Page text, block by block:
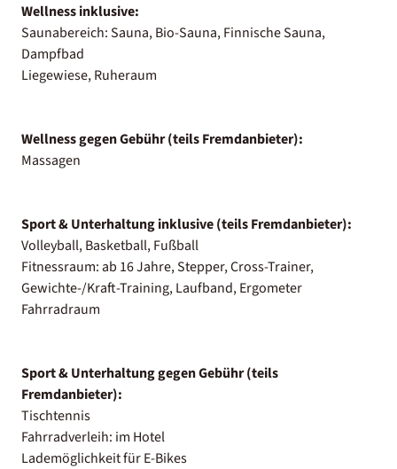
Wellness inklusive:
Saunabereich: Sauna, Bio-Sauna, Finnische Sauna,
Dampfbad
Liegewiese, Ruheraum
Wellness gegen Gebühr (teils Fremdanbieter):
Massagen
Sport & Unterhaltung inklusive (teils Fremdanbieter):
Volleyball, Basketball, Fußball
Fitnessraum: ab 16 Jahre, Stepper, Cross-Trainer,
Gewichte-/Kraft-Training, Laufband, Ergometer
Fahrradraum
Sport & Unterhaltung gegen Gebühr (teils
Fremdanbieter):
Tischtennis
Fahrradverleih: im Hotel
Lademöglichkeit für E-Bikes